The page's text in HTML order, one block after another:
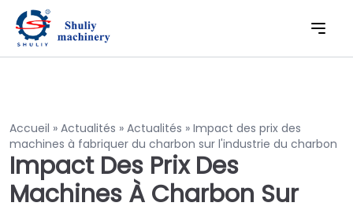
Accueil » Actualités » Actualités » Impact des prix des
machines à fabriquer du charbon sur l'industrie du charbon
Impact Des Prix Des
Machines À Charbon Sur